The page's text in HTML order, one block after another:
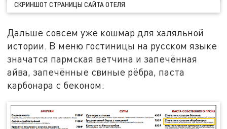
СКРИНШОТ СТРАНИЦЫ САЙТА ОТЕЛЯ
Дальше совсем уже кошмар для халяльной
истории. В меню гостиницы на русском языке
значатся пармская ветчина и запечённая
айва, запечённые свиные рёбра, паста
карбонара с беконом: